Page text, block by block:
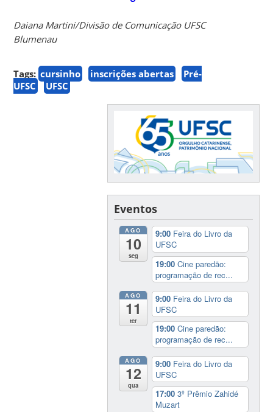
Daiana Martini/Divisão de Comunicação UFSC
Blumenau
Tags: cursinho inscrições abertas
Pré-
UFSC
UFSC
Eventos
AGO
10
seg
9:00 Feira do Livro da
UFSC
19:00Cine paredão:
programação de rec...
AGO
11
ter
9:00 Feira do Livro da
UFSC
19:00Cine paredão:
programação de rec...
AGO
12
qua
9:00 Feira do Livro da
UFSC
17:003º Prêmio Zahidé
Muzart